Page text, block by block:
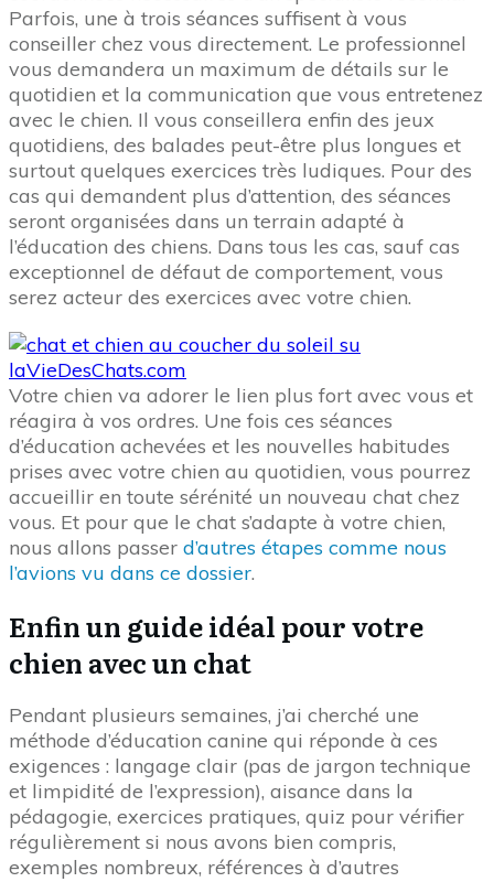
Parfois, une à trois séances suffisent à vous
conseiller chez vous directement. Le professionnel
vous demandera un maximum de détails sur le
quotidien et la communication que vous entretenez
avec le chien. Il vous conseillera enfin des jeux
quotidiens, des balades peut-être plus longues et
surtout quelques exercices très ludiques. Pour des
cas qui demandent plus d’attention, des séances
seront organisées dans un terrain adapté à
l’éducation des chiens. Dans tous les cas, sauf cas
exceptionnel de défaut de comportement, vous
serez acteur des exercices avec votre chien.
Votre chien va adorer le lien plus fort avec vous et
réagira à vos ordres. Une fois ces séances
d’éducation achevées et les nouvelles habitudes
prises avec votre chien au quotidien, vous pourrez
accueillir en toute sérénité un nouveau chat chez
vous. Et pour que le chat s’adapte à votre chien,
nous allons passer d’autres étapes comme nous
l’avions vu dans ce dossier.
Enfin un guide idéal pour votre
chien avec un chat
Pendant plusieurs semaines, j’ai cherché une
méthode d’éducation canine qui réponde à ces
exigences : langage clair (pas de jargon technique
et limpidité de l’expression), aisance dans la
pédagogie, exercices pratiques, quiz pour vérifier
régulièrement si nous avons bien compris,
exemples nombreux, références à d’autres